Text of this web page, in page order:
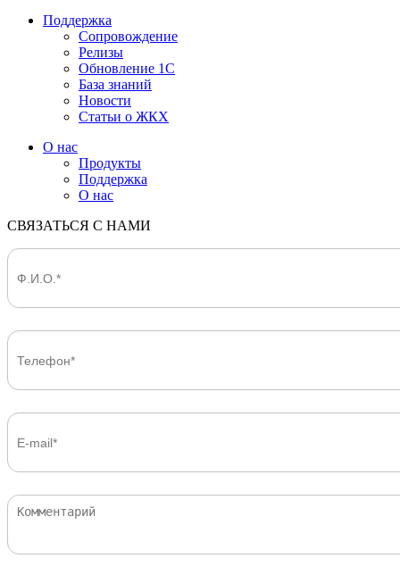
Поддержка
Сопровождение
Релизы
Обновление 1С
База знаний
Новости
Статьи о ЖКХ
О нас
Продукты
Поддержка
О нас
СВЯЗАТЬСЯ С НАМИ